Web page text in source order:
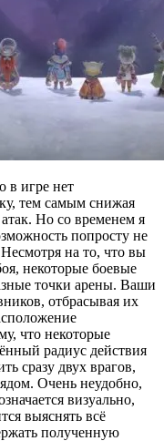
в игре нет
тем самым снижая
Но со временем я
попросту не
на то, что вы
некоторые боевые
точки арены. Ваши
отбрасывая их
что некоторые
радиус действия
сразу двух врагов,
Очень неудобно,
визуально,
выяснять всё
полученную